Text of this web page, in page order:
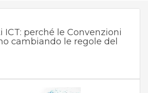
ICT: perché le Convenzioni
cambiando le regole del